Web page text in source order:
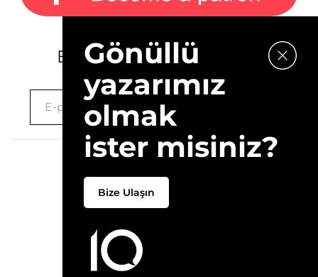
E-bültenimize kaydolun.
Hakkımızda
Gönüllü
yazarımız
olmak
ister misiniz?
Bize Ulaşın